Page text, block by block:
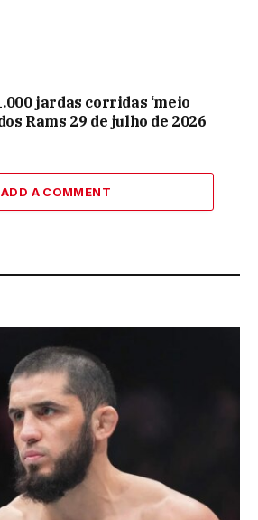
jardas corridas ‘meio
Rams 29 de julho de 2026
ADD A COMMENT